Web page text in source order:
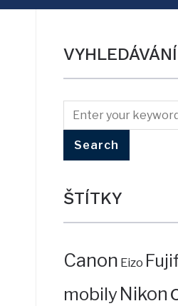
VYHLEDÁVÁNÍ
ŠTÍTKY
Canon Eizo
mobilyNikon